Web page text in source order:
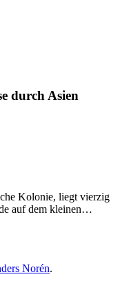
durch Asien
Kolonie, liegt vierzig
auf dem kleinen…
Norén.